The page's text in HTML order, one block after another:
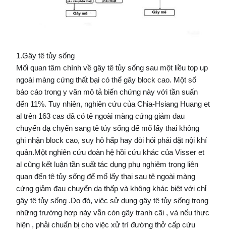
1.Gây tê tủy sống
Mối quan tâm chính về gây tê tủy sống sau một liều top up
ngoài màng cứng thất bại có thể gây block cao. Một số
báo cáo trong y văn mô tả biến chứng này với tần suấn
đến 11%. Tuy nhiên, nghiên cứu của Chia-Hsiang Huang et
al trên 163 cas đã có tê ngoài màng cứng giảm đau
chuyển dạ chyển sang tê tủy sống để mổ lấy thai không
ghi nhận block cao, suy hô hấp hay đòi hỏi phải đặt nội khí
quản.Một nghiên cứu đoàn hệ hồi cứu khác của Visser et
al cũng kết luận tần suất tác dụng phụ nghiêm trọng liên
quan đến tê tủy sống để mổ lấy thai sau tê ngoài màng
cứng giảm đau chuyển dạ thấp và không khác biệt với chỉ
gây tê tủy sống .Do đó, việc sử dụng gây tê tủy sống trong
những trường hợp này vẫn còn gây tranh cãi , và nếu thực
hiện , phải chuẩn bị cho việc xử trí đường thở cấp cứu